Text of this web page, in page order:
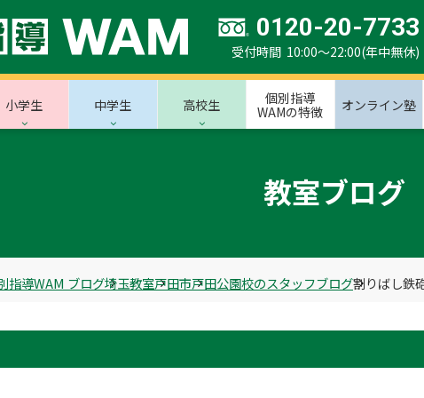
0120-20-7733
受付時間 10:00～22:00(年中無休)
小学生 中学生 高校生
個別指導
WAMの特徴
オンライン塾
教室ブログ
指導WAM ブログ埼玉教室戸田市戸田公園校のスタッフブログ割りばし鉄